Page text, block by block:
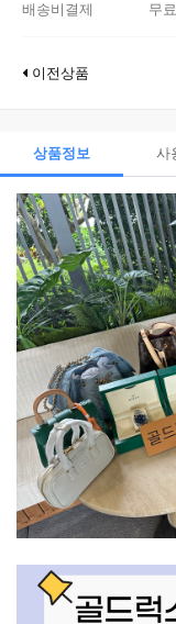
배송비결제
무
이전상품
상품정보 사